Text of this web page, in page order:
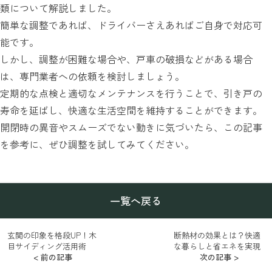
類について解説しました。
簡単な調整であれば、ドライバーさえあればご自身で対応可
能です。
しかし、調整が困難な場合や、戸車の破損などがある場合
は、専門業者への依頼を検討しましょう。
定期的な点検と適切なメンテナンスを行うことで、引き戸の
寿命を延ばし、快適な生活空間を維持することができます。
開閉時の異音やスムーズでない動きに気づいたら、この記事
を参考に、ぜひ調整を試してみてください。
< 前の記事
玄関の印象を格段UP！木
目サイディング活用術
一覧へ戻る
断熱材の効果とは？快適
な暮らしと省エネを実現
次の記事 >